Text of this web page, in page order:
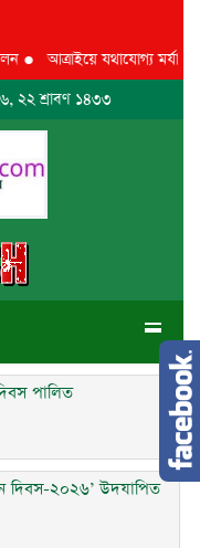
আত্রাইয়ে যথাযোগ্য মর্যাদায়
২২ শ্রাবণ ১৪৩৩
পালিত
দিবস-২০২৬’ উদযাপিত